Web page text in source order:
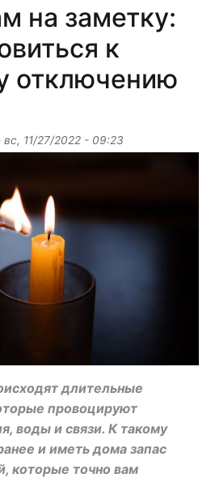
на заметку:
к
отключению
вс, 11/27/2022 - 09:23
длительные
провоцируют
воды и связи. К такому
и иметь дома запас
которые точно вам